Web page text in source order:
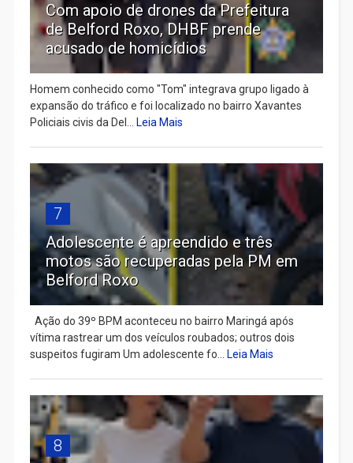
Com apoio de drones da Prefeitura
de Belford Roxo, DHBF prende
acusado de homicídios
Homem conhecido como "Tom" integrava grupo ligado à
expansão do tráfico e foi localizado no bairro Xavantes
Policiais civis da Del... Leia Mais
7
Adolescente é apreendido e três
motos são recuperadas pela PM em
Belford Roxo
Ação do 39º BPM aconteceu no bairro Maringá após
vítima rastrear um dos veículos roubados; outros dois
suspeitos fugiram Um adolescente fo... Leia Mais
8